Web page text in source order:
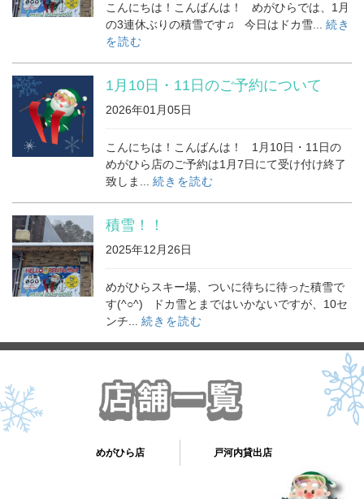
こんにちは！こんばんは！ めがひらでは、1月
の3連休ぶりの積雪です♫ 今日はドカ雪... 続き
を読む
1月10日・11日のご予約について
2026年01月05日
こんにちは！こんばんは！ 1月10日・11日の
めがひら店のご予約は1月7日にて受け付け終了
致しま... 続きを読む
積雪！！
2025年12月26日
めがひらスキー場、ついに待ちに待った積雪で
す(^○^) ドカ雪とまではいかないですが、10セ
ンチ... 続きを読む
めがひら店 戸河内貸出店